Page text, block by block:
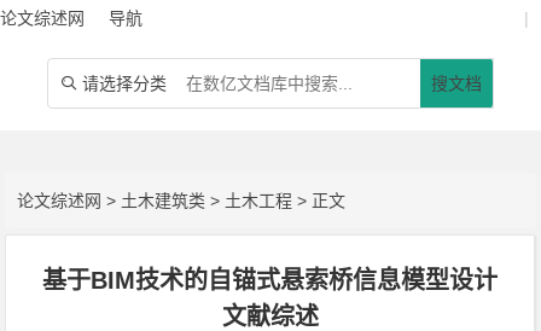
论文综述网 导航 |
 请选择分类 搜文档
论文综述网 > 土木建筑类 > 土木工程 > 正文
基于BIM技术的自锚式悬索桥信息模型设计
文献综述